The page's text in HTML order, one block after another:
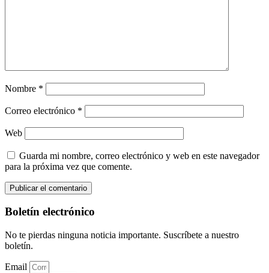
Nombre *
Correo electrónico *
Web
Guarda mi nombre, correo electrónico y web en este navegador
para la próxima vez que comente.
Boletín electrónico
No te pierdas ninguna noticia importante. Suscríbete a nuestro
boletín.
Email